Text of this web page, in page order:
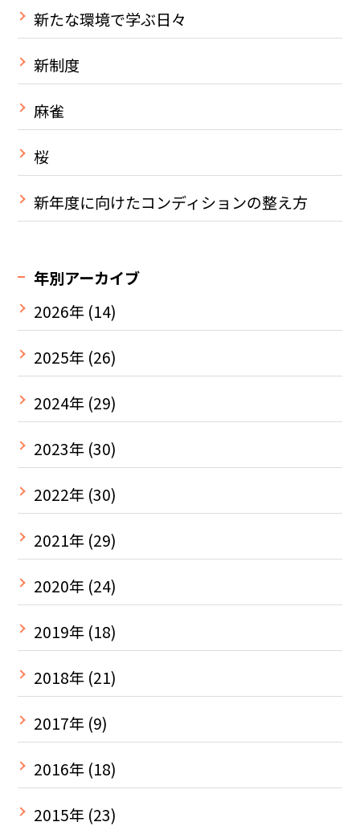
新たな環境で学ぶ日々
新制度
麻雀
桜
新年度に向けたコンディションの整え方
年別アーカイブ
2026年 (14)
2025年 (26)
2024年 (29)
2023年 (30)
2022年 (30)
2021年 (29)
2020年 (24)
2019年 (18)
2018年 (21)
2017年 (9)
2016年 (18)
2015年 (23)